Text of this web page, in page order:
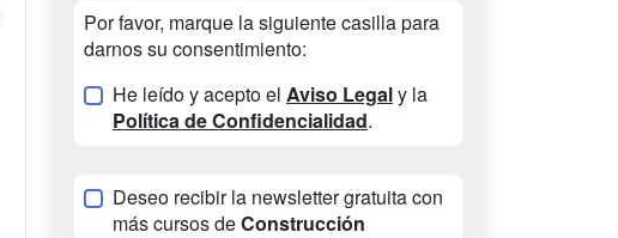
Por favor, marque la siguiente casilla para
darnos su consentimiento:
He leído y acepto el Aviso Legaly la
Política de Confidencialidad.
Deseo recibir la newsletter gratuita con
más cursos deConstrucción